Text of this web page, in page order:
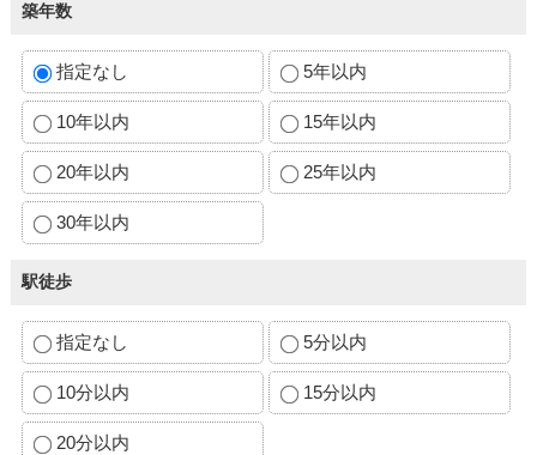
築年数
指定なし 5年以内
10年以内 15年以内
20年以内 25年以内
30年以内
駅徒歩
指定なし 5分以内
10分以内 15分以内
20分以内